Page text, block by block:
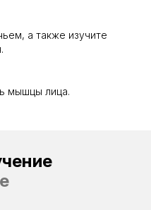
а также изучите
мышцы лица.